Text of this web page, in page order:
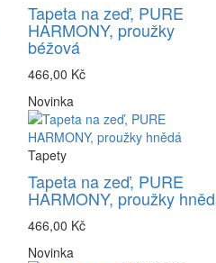
Tapeta na zeď, PURE
HARMONY, proužky
béžová
466,00 Kč
Novinka
Tapety
Tapeta na zeď, PURE
HARMONY, proužky
466,00 Kč
Novinka